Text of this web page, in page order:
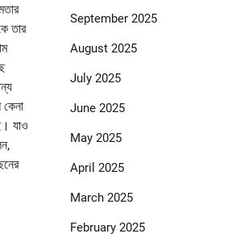
তার
যাও
September 2025
August 2025
July 2025
June 2025
May 2025
April 2025
March 2025
February 2025